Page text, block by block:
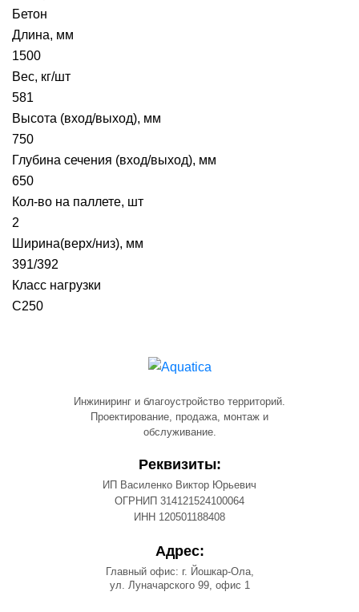
Бетон
Длина, мм
1500
Вес, кг/шт
581
Высота (вход/выход), мм
750
Глубина сечения (вход/выход), мм
650
Кол-во на паллете, шт
2
Ширина(верх/низ), мм
391/392
Класс нагрузки
С250
Инжиниринг и благоустройство территорий.
Проектирование, продажа, монтаж и
обслуживание.
Реквизиты:
ИП Василенко Виктор Юрьевич
ОГРНИП 314121524100064
ИНН 120501188408
Адрес:
Главный офис: г. Йошкар-Ола,
ул. Луначарского 99, офис 1